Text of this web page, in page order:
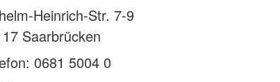
Heinrich-Str. 7-9
Saarbrücken
0681 5004 0